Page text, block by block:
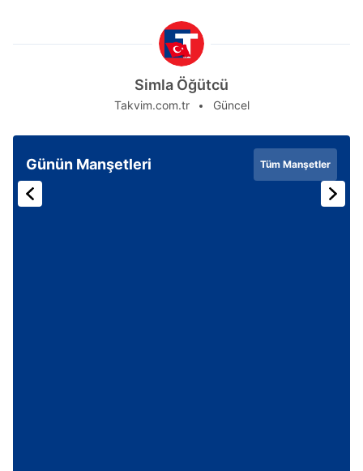
Simla Öğütcü
Takvim.com.tr Güncel
Günün Manşetleri Tüm Manşetler